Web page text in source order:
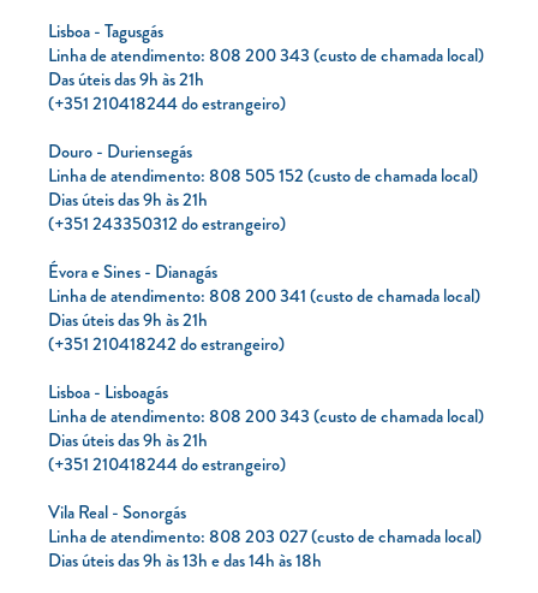
Livro de reclamações
Clientes com necessidades especiais
Clientes prioritários
Resolução alternativa de litígios
Lisboa - Tagusgás
Linha de atendimento: 808 200 343 (custo de chamada local)
Das úteis das 9h às 21h
(+351 210418244 do estrangeiro)
Douro - Duriensegás
Linha de atendimento: 808 505 152 (custo de chamada local)
Dias úteis das 9h às 21h
(+351 243350312 do estrangeiro)
Évora e Sines - Dianagás
Linha de atendimento: 808 200 341 (custo de chamada local)
Dias úteis das 9h às 21h
(+351 210418242 do estrangeiro)
Lisboa - Lisboagás
Linha de atendimento: 808 200 343 (custo de chamada local)
Dias úteis das 9h às 21h
(+351 210418244 do estrangeiro)
Vila Real - Sonorgás
Linha de atendimento: 808 203 027 (custo de chamada local)
Dias úteis das 9h às 13h e das 14h às 18h